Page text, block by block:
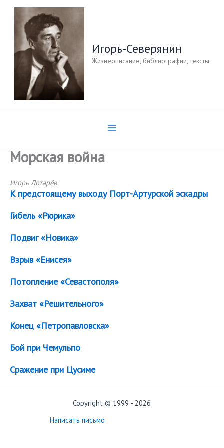
Перейти
содержимому
Игорь-Северянин
Жизнеописание, библиографии, тексты
Морская война
Игорь Лотарёв
К предстоящему выходу Порт-Артурской эскадры
Гибель «Рюрика»
Подвиг «Новика»
Взрыв «Енисея»
Потопление «Севастополя»
Захват «Решительного»
Конец «Петропавловска»
Бой при Чемульпо
Сражение при Цусиме
Copyright © 1999 - 2026
Написать письмо